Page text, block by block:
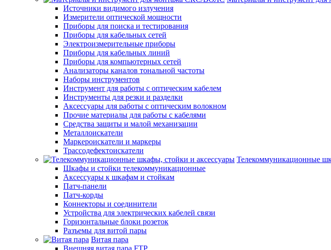
Источники видимого излучения
Измерители оптической мощности
Приборы для поиска и тестирования
Приборы для кабельных сетей
Электроизмерительные приборы
Приборы для кабельных линий
Приборы для компьютерных сетей
Анализаторы каналов тональной частоты
Наборы инструментов
Инструмент для работы с оптическим кабелем
Инструменты для резки и разделки
Аксессуары для работы с оптическим волокном
Прочие материалы для работы с кабелями
Средства защиты и малой механизации
Металлоискатели
Маркероискатели и маркеры
Трассодефектоискатели
Телекоммуникационные
Шкафы и стойки телекоммуникационные
Аксессуары к шкафам и стойкам
Патч-панели
Патч-корды
Коннекторы и соединители
Устройства для электрических кабелей связи
Горизонтальные блоки розеток
Разъемы для витой пары
Витая пара
Внешняя витая пара FTP